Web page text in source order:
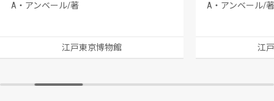
A・アンベール/著
江戸東京博物館
A・アンベール/著
江